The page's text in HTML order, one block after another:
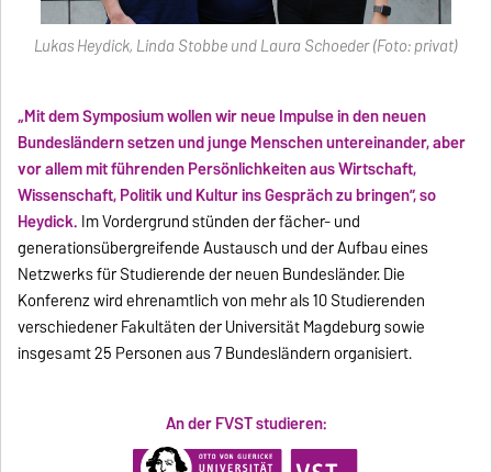
Lukas Heydick, Linda Stobbe und Laura Schoeder (Foto: privat)
„Mit dem Symposium wollen wir neue Impulse in den neuen
Bundesländern setzen und junge Menschen untereinander, aber
vor allem mit führenden Persönlichkeiten aus Wirtschaft,
Wissenschaft, Politik und Kultur ins Gespräch zu bringen”, so
Heydick. Im Vordergrund stünden der fächer- und
generationsübergreifende Austausch und der Aufbau eines
Netzwerks für Studierende der neuen Bundesländer. Die
Konferenz wird ehrenamtlich von mehr als 10 Studierenden
verschiedener Fakultäten der Universität Magdeburg sowie
insgesamt 25 Personen aus 7 Bundesländern organisiert.
An der FVST studieren: